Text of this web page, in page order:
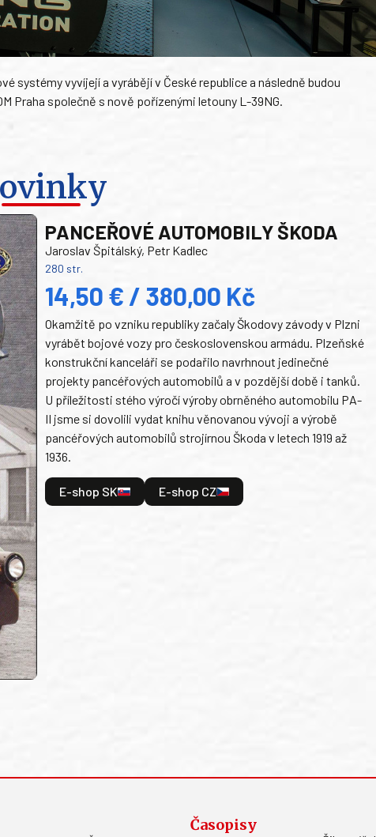
systémy vyvíjejí a vyrábějí v České republice a následně budou
Praha společně s nově pořízenými letouny L-39NG.
PANCEŘOVÉ AUTOMOBILY ŠKODA
Jaroslav Špitálský, Petr Kadlec
280 str.
14,50 € / 380,00 Kč
Okamžitě po vzniku republiky začaly Škodovy závody v Plzni
vyrábět bojové vozy pro československou armádu. Plzeňské
konstrukční kanceláři se podařilo navrhnout jedinečné
projekty pancéřových automobilů a v pozdější době i tanků.
U příležitosti stého výročí výroby obrněného automobilu PA-
II jsme si dovolili vydat knihu věnovanou vývoji a výrobě
pancéřových automobilů strojírnou Škoda v letech 1919 až
1936.
E-shop SK E-shop CZ
Časopisy